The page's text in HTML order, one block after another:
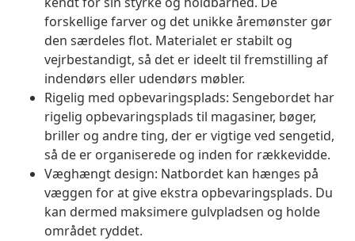
forskellige farver og det unikke åremønster gør
den særdeles flot. Materialet er stabilt og
vejrbestandigt, så det er ideelt til fremstilling af
indendørs eller udendørs møbler.
Rigelig med opbevaringsplads: Sengebordet har
rigelig opbevaringsplads til magasiner, bøger,
briller og andre ting, der er vigtige ved sengetid,
så de er organiserede og inden for rækkevidde.
Væghængt design: Natbordet kan hænges på
væggen for at give ekstra opbevaringsplads. Du
kan dermed maksimere gulvpladsen og holde
området ryddet.